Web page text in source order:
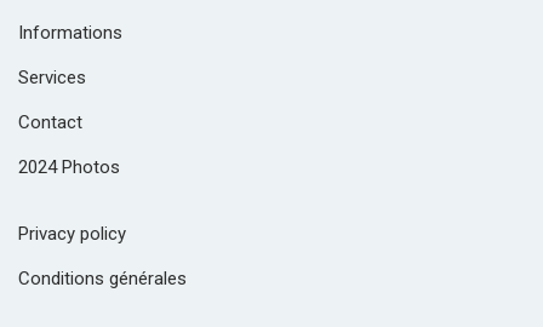
Informations
Services
Contact
2024 Photos
Privacy policy
Conditions générales